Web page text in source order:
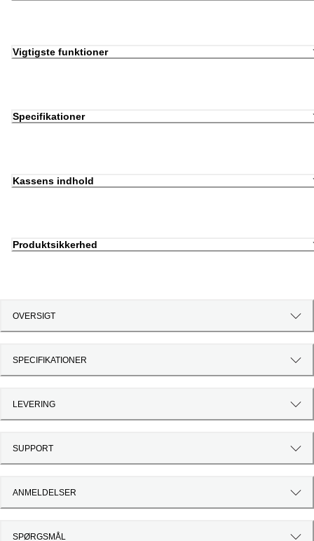
Vigtigste funktioner
Specifikationer
Kassens indhold
Produktsikkerhed
OVERSIGT
SPECIFIKATIONER
LEVERING
SUPPORT
ANMELDELSER
SPØRGSMÅL